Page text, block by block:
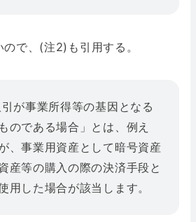
で、(注2)も引用する。
が事業所得等の基因となる
のである場合」とは、例え
、事業用資産として暗号資産
産等の購入の際の決済手段と
用した場合が該当します。